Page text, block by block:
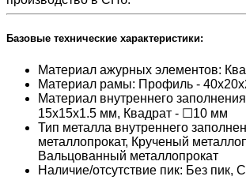
Базовые технические характеристики:
Материал ажурных элементов:
Материал рамы: Профиль -
Материал внутреннего
15x15x1.5 мм, Квадрат - ☐10 мм
Тип металла внутреннего
металлопрокат, Крученый
Вальцованный металлопрокат
Наличие/отсутствие пик: Без пик,